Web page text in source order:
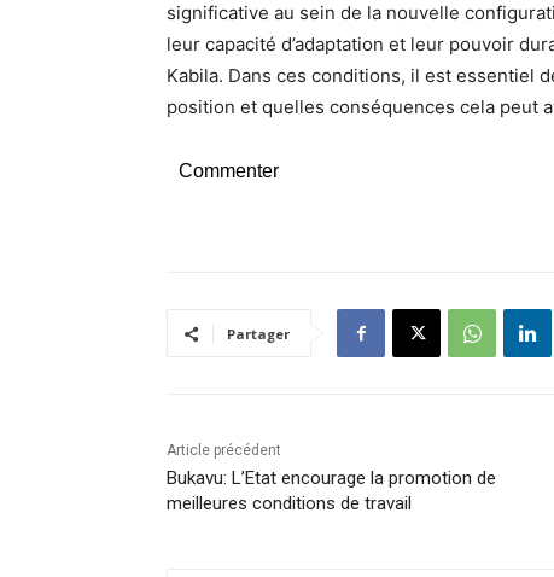
significative au sein de la nouvelle
leur capacité d’adaptation et leur pouvoir
Kabila. Dans ces conditions, il est essentiel
position et quelles conséquences cela peut
Commenter
Partager
Article précédent
Bukavu: L’Etat encourage la promotion de
meilleures conditions de travail